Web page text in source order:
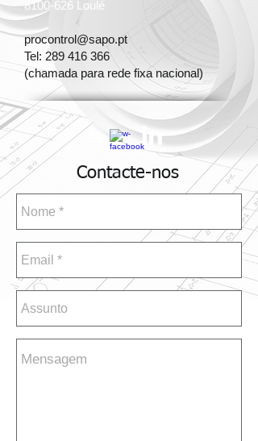
8100-626 Loulé
procontrol@sapo.pt
Tel: 289 416 366
(chamada para rede fixa nacional)
Contacte-nos